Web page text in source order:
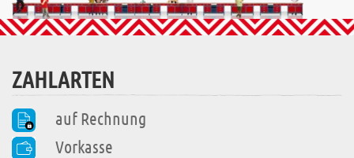
ZAHLARTEN
auf Rechnung
Vorkasse